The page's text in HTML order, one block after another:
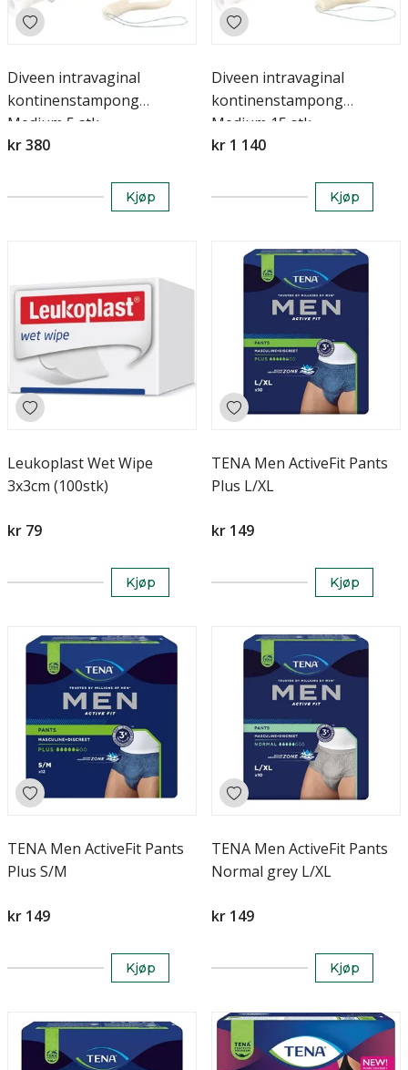
Diveen intravaginal
kontinenstampong
Medium 5 stk
kr 380
Kjøp
Diveen intravaginal
kontinenstampong
Medium 15 stk
kr 1 140
Kjøp
Leukoplast Wet Wipe
3x3cm (100stk)
kr 79
Kjøp
TENA Men ActiveFit Pants
Plus L/XL
kr 149
Kjøp
TENA Men ActiveFit Pants
Plus S/M
kr 149
Kjøp
TENA Men ActiveFit Pants
Normal grey L/XL
kr 149
Kjøp